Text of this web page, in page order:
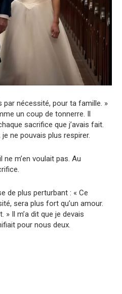
par nécessité, pour ta famille. »
un coup de tonnerre. Il
sacrifice que j’avais fait.
ne pouvais plus respirer.
ne m’en voulait pas. Au
de plus perturbant : « Ce
sera plus fort qu’un amour.
» Il m’a dit que je devais
pour nous deux.